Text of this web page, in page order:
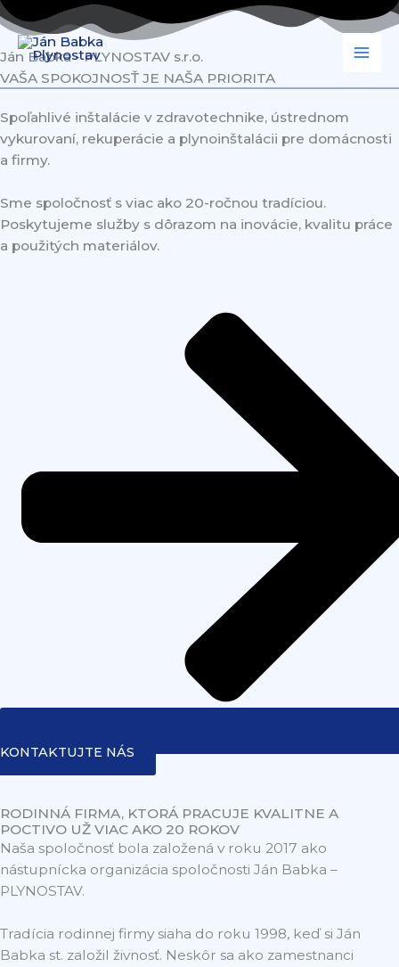
Preskočiť
na
obsah
Ján Babka - PLYNOSTAV s.r.o.
VAŠA SPOKOJNOSŤ JE NAŠA PRIORITA
Spoľahlivé inštalácie v zdravotechnike, ústrednom
vykurovaní, rekuperácie a plynoinštalácii pre domácnosti
a firmy.
Sme spoločnosť s viac ako 20-ročnou tradíciou.
Poskytujeme služby s dôrazom na inovácie, kvalitu práce
a použitých materiálov.
KONTAKTUJTE NÁS
RODINNÁ FIRMA, KTORÁ PRACUJE KVALITNE A
POCTIVO UŽ VIAC AKO 20 ROKOV
Naša spoločnosť bola založená v roku 2017 ako
nástupnícka organizácia spoločnosti Ján Babka –
PLYNOSTAV.
Tradícia rodinnej firmy siaha do roku 1998, keď si Ján
Babka st. založil živnosť. Neskôr sa ako zamestnanci